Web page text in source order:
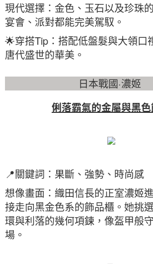
現代選擇：金色、玉石以及珍珠
宴會、派對都能完美駕馭。
🌟穿搭Tip：搭配低盤髮與大領口
唐代盛世的華美。
日本戰國·濃姬
俐落霸氣的金屬與黑
📍關鍵詞：果斷、強勢、時尚感
想像畫面：織田信長的正室濃姬
接走向黑金色系的飾品櫃。她挑
環與利落的幾何項鍊，像盔甲般
場。